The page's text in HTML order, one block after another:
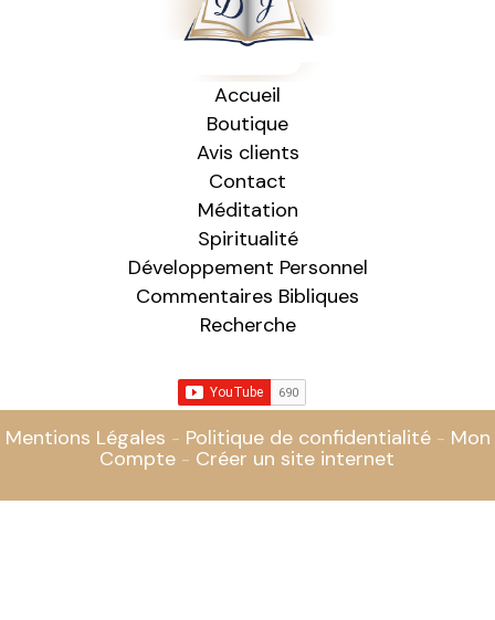
Accueil
Boutique
Avis clients
Contact
Méditation
Spiritualité
Développement Personnel
Commentaires Bibliques
Recherche
Mentions Légales Politique de confidentialité Mon
Compte Créer un site internet